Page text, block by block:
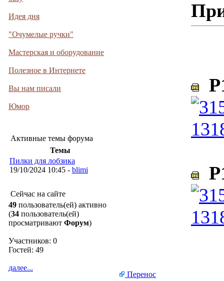
Идея дня
"Очумелые ручки"
Мастерская и оборудование
Полезное в Интернете
Вы нам писали
Юмор
Активные темы форума
Темы
Пилки для лобзика
19/10/2024 10:45 - blimi
Сейчас на сайте
49 пользователь(ей) активно
(34 пользователь(ей)
просматривают Форум)
Участников: 0
Гостей: 49
далее...
Перенос